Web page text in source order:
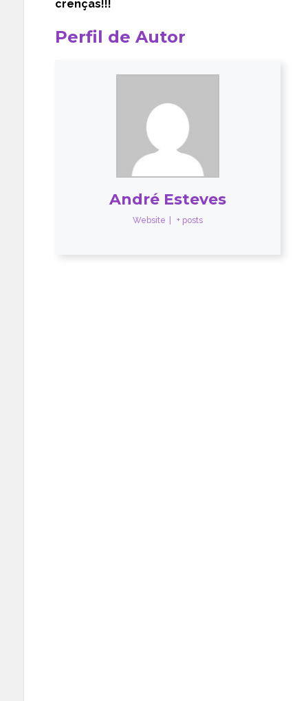
crenças!!!
Perfil de Autor
André Esteves
Website + posts